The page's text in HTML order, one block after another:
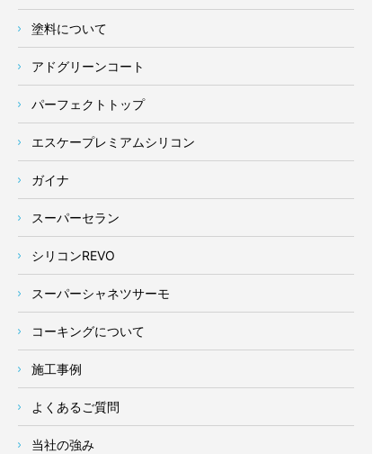
塗料について
アドグリーンコート
パーフェクトトップ
エスケープレミアムシリコン
ガイナ
スーパーセラン
シリコンREVO
スーパーシャネツサーモ
コーキングについて
施工事例
よくあるご質問
当社の強み